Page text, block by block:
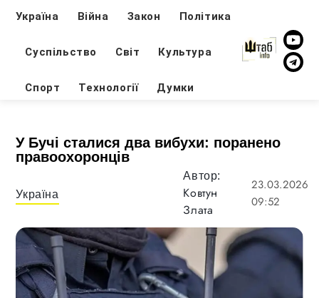
Україна Війна Закон Політика
Суспільство Світ Культура
Спорт Технології Думки
У Бучі сталися два вибухи: поранено
правоохоронців
Україна
Автор:
Ковтун
Злата
23.03.2026
09:52